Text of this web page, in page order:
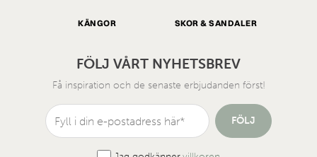
KÄNGOR SKOR & SANDALER
FÖLJ VÅRT NYHETSBREV
Få inspiration och de senaste erbjudanden först!
FÖLJ